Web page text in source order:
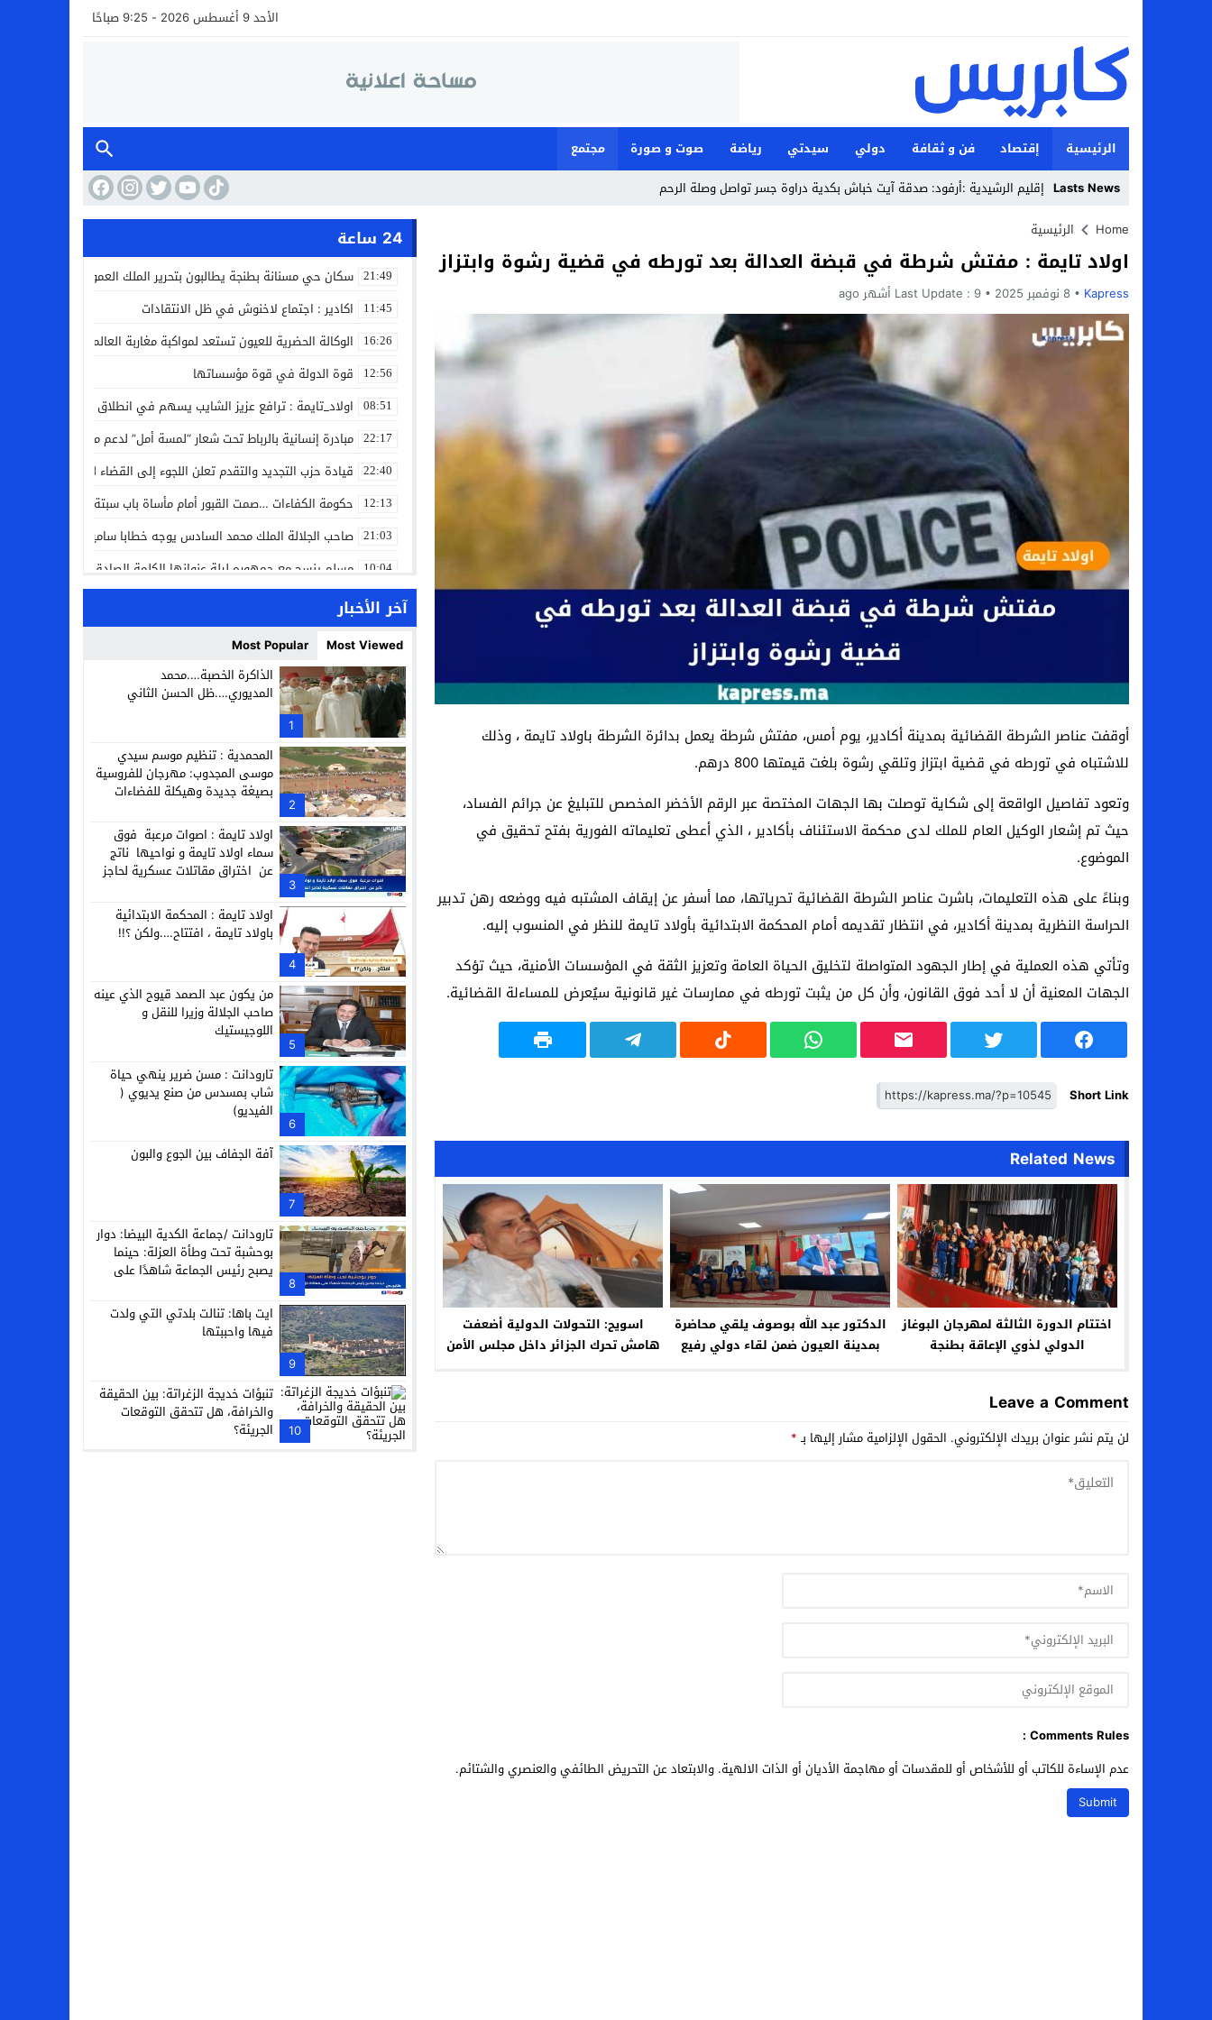
الأحد 9 أغسطس 2026 - 9:25 صباحًا
الرئيسية إقتصاد فن و ثقافة دولي سيدتي رياضة صوت و صورة
مجتمع
Lasts News
_
Stop
Previous
Next
Home الرئيسية
اولاد تايمة : مفتش شرطة في قبضة العدالة بعد تورطه في قضية رشوة وابتزاز
Kapress 8 نوفمبر 2025 Last Update : 9 أشهر ago
أوقفت عناصر الشرطة القضائية بمدينة أكادير، يوم أمس، مفتش شرطة يعمل بدائرة الشرطة باولاد تايمة ، وذلك
للاشتباه في تورطه في قضية ابتزاز وتلقي رشوة بلغت قيمتها 800 درهم.
وتعود تفاصيل الواقعة إلى شكاية توصلت بها الجهات المختصة عبر الرقم الأخضر المخصص للتبليغ عن جرائم الفساد،
حيث تم إشعار الوكيل العام للملك لدى محكمة الاستئناف بأكادير ، الذي أعطى تعليماته الفورية بفتح تحقيق في
الموضوع.
وبناءً على هذه التعليمات، باشرت عناصر الشرطة القضائية تحرياتها، مما أسفر عن إيقاف المشتبه فيه ووضعه رهن تدبير
الحراسة النظرية بمدينة أكادير، في انتظار تقديمه أمام المحكمة الابتدائية بأولاد تايمة للنظر في المنسوب إليه.
وتأتي هذه العملية في إطار الجهود المتواصلة لتخليق الحياة العامة وتعزيز الثقة في المؤسسات الأمنية، حيث تؤكد
الجهات المعنية أن لا أحد فوق القانون، وأن كل من يثبت تورطه في ممارسات غير قانونية سيُعرض للمساءلة القضائية.
Short Link
Related News
اختتام الدورة الثالثة لمهرجان البوغاز
الدولي لذوي الإعاقة بطنجة
الدكتور عبد الله بوصوف يلقي محاضرة
بمدينة العيون ضمن لقاء دولي رفيع
اسويح: التحولات الدولية أضعفت
هامش تحرك الجزائر داخل مجلس الأمن
Leave a Comment
لن يتم نشر عنوان بريدك الإلكتروني. الحقول الإلزامية مشار إليها بـ*
Comments Rules :
عدم الإساءة للكاتب أو للأشخاص أو للمقدسات أو مهاجمة الأديان أو الذات الالهية. والابتعاد عن التحريض الطائفي والعنصري والشتائم.
24 ساعة
21:49 سكان حي مسنانة بطنجة يطالبون بتحرير الملك العمومي وتأمين
11:45 اكادير : اجتماع لاخنوش في ظل الانتقادات
16:26 الوكالة الحضرية للعيون تستعد لمواكبة مغاربة العالم خلال مقامهم
12:56 قوة الدولة في قوة مؤسساتها
08:51 اولاد_تايمة : ترافع عزيز الشايب يسهم في انطلاق مشروع مائي
22:17 مبادرة إنسانية بالرباط تحت شعار “لمسة أمل” لدعم مرضى السرطان
22:40 قيادة حزب التجديد والتقدم تعلن اللجوء إلى القضاء لمواجهة ما
12:13 حكومة الكفاءات …صمت القبور أمام مأساة باب سبتة
21:03 صاحب الجلالة الملك محمد السادس يوجه خطابا ساميا إلى الأمة
10:04 مسلم ينسج مع جمهوره ليلة عنوانها الكلمة الصادقة في مهرجان
18:17 مؤسسة سجلماسة الخاصة للتعليم العتيق… منارة تربوية تجمع بين
إحياء مشروع الحي الحرفي عنوان لقاء جمع وفد من جمعية التضامن
14:24 بن كيران يهاجم “البام”: “حزب الفساد وقياداته انتهى ببعضها في
11:33 كمال محرر يقود استئنافية تارودانت: مسار قضائي راسخ ورؤية
11:05 حبشان وكيلاً عاماً بتارودانت: ترقية جديدة في الحركة القضائية
آخر الأخبار
Most Viewed
Most Popular
1
الذاكرة الخصبة….محمد
المديوري….ظل الحسن الثاني
2
المحمدية : تنظيم موسم سيدي
موسى المجدوب: مهرجان للفروسية
بصيغة جديدة وهيكلة للفضاءات
3
اولاد تايمة : اصوات مرعبة فوق
سماء اولاد تايمة و نواحيها ناتج
عن اختراق مقاتلات عسكرية لحاجز
4
اولاد تايمة : المحكمة الابتدائية
باولاد تايمة ، افتتاح….ولكن ؟!!
5
من يكون عبد الصمد قيوح الذي عينه
صاحب الجلالة وزيرا للنقل و
اللوجيستيك
6
تارودانت : مسن ضرير ينهي حياة
شاب بمسدس من صنع يديوي (
الفيديو)
7
آفة الجفاف بين الجوع والبون
8
تارودانت /جماعة الكدية البيضا: دوار
بوحشبة تحت وطأة العزلة: حينما
يصبح رئيس الجماعة شاهدًا على
9
ايت باها: تنالت بلدتي التي ولدت
فيها واحببتها
10
تنبؤات خديجة الزغراتة: بين الحقيقة
والخرافة، هل تتحقق التوقعات
الجريئة؟